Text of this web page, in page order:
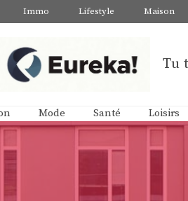
Immo Lifestyle Maison
Tu
Mode Santé Loisirs